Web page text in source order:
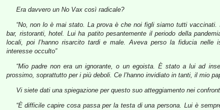
Era davvero un No Vax così radicale?
“No, non lo è mai stato. La prova è che noi figli siamo tutti
bar, ristoranti, hotel. Lui ha patito pesantemente il periodo della
locali, poi l’hanno risarcito tardi e male. Aveva perso la fiducia nelle
interesse occulto”
“Mio padre non era un ignorante, o un egoista. È stato a lui ad
prossimo, soprattutto per i più deboli. Ce l’hanno invidiato in tanti, il mio
Vi siete dati una spiegazione per questo suo atteggiamento nei
“È difficile capire cosa passa per la testa di una persona. Lui è